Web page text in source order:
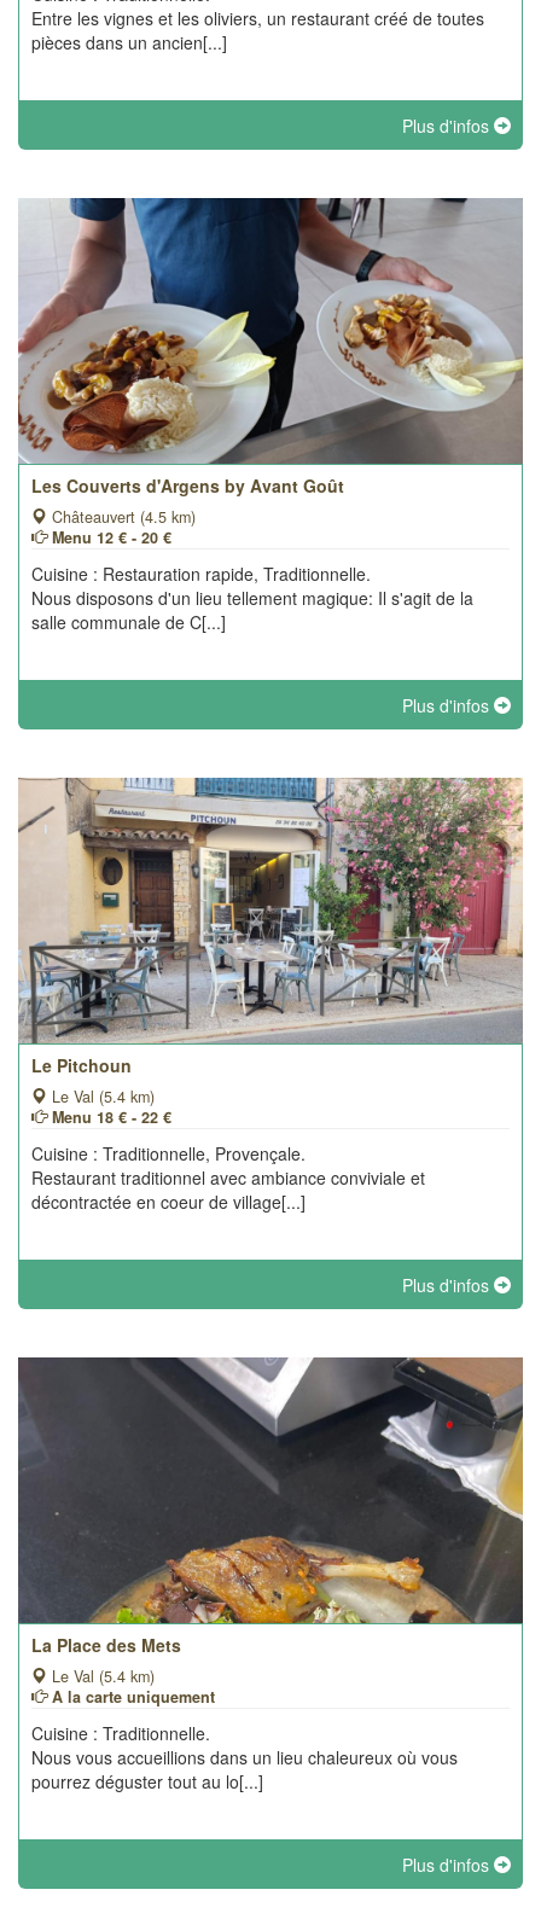
Entre les vignes et les oliviers, un restaurant créé de toutes
pièces dans un ancien[...]
Plus d'infos
Les Couverts d'Argens by Avant Goût
Châteauvert (4.5 km)
Menu 12 € - 20 €
Cuisine : Restauration rapide, Traditionnelle.
Nous disposons d'un lieu tellement magique: Il s'agit de la
salle communale de C[...]
Plus d'infos
Le Pitchoun
Le Val (5.4 km)
Menu 18 € - 22 €
Cuisine : Traditionnelle, Provençale.
Restaurant traditionnel avec ambiance conviviale et
décontractée en coeur de village[...]
Plus d'infos
La Place des Mets
Le Val (5.4 km)
A la carte uniquement
Cuisine : Traditionnelle.
Nous vous accueillions dans un lieu chaleureux où vous
pourrez déguster tout au lo[...]
Plus d'infos